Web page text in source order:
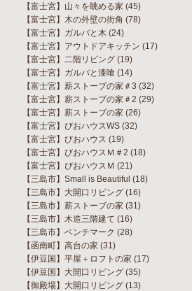
【富士宮】山々を眺める家 (45)
【富士宮】木の外壁の街角 (78)
【富士宮】ガルバと木 (24)
【富士宮】アウトドアキッチン (17)
【富士宮】二階リビング (19)
【富士宮】ガルバと漆喰 (14)
【富士宮】薪ストーブの家＃3 (32)
【富士宮】薪ストーブの家＃2 (29)
【富士宮】薪ストーブの家 (26)
【富士宮】びおハウスWS (32)
【富士宮】びおハウス (19)
【富士宮】びおハウスＭ＃2 (18)
【富士宮】びおハウスＭ (21)
【三島市】Small is Beautiful (18)
【三島市】大開口リビング (16)
【三島市】薪ストーブの家 (31)
【三島市】木造三階建て (16)
【三島市】ベンチマーク (28)
【函南町】高台の家 (31)
【伊豆国】平屋＋ロフトの家 (17)
【伊豆国】大開口リビング (35)
【御殿場】大開口リビング (13)